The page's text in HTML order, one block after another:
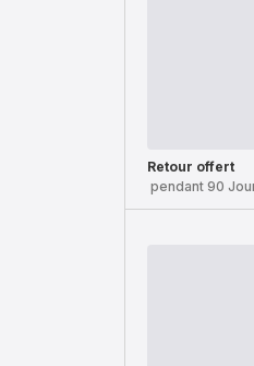
Retour offert
pendant 90